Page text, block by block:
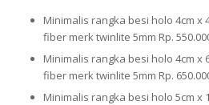
Minimalis rangka besi holo 4cm x
fiber merk twinlite 5mm Rp.
Minimalis rangka besi holo 4cm x
fiber merk twinlite 5mm Rp.
Minimalis rangka besi holo 5cm x